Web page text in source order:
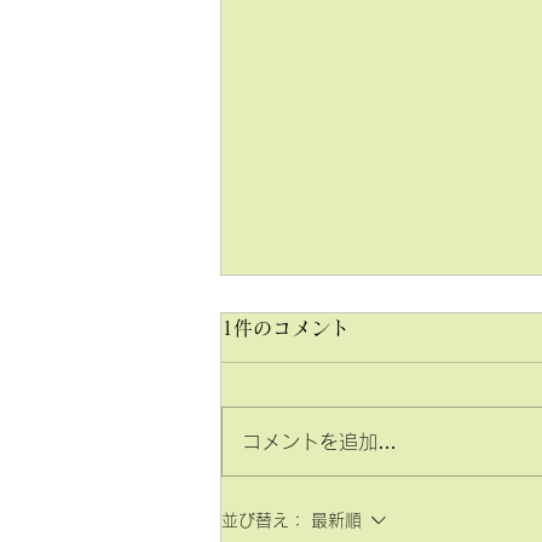
2026年 入試結果のご報告
1件のコメント
コメントを追加…
並び替え： 最新順